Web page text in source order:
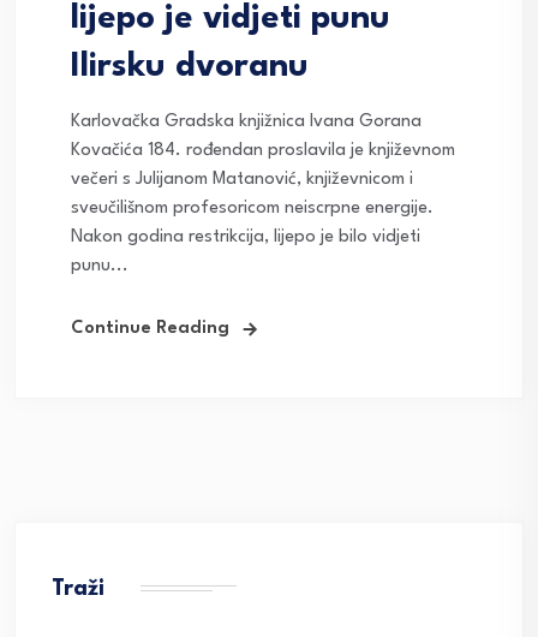
lijepo je vidjeti punu
Ilirsku dvoranu
Karlovačka Gradska knjižnica Ivana Gorana
Kovačića 184. rođendan proslavila je književnom
večeri s Julijanom Matanović, književnicom i
sveučilišnom profesoricom neiscrpne energije.
Nakon godina restrikcija, lijepo je bilo vidjeti
punu...
Continue Reading
Traži